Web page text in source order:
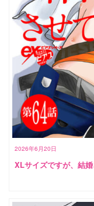
2026年6月20日
XLサイズですが、結